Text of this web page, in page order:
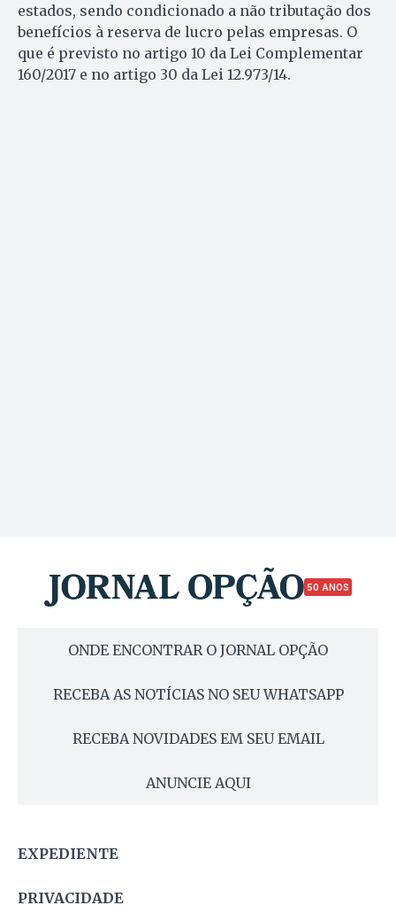
estados, sendo condicionado a não tributação dos
benefícios à reserva de lucro pelas empresas. O
que é previsto no artigo 10 da Lei Complementar
160/2017 e no artigo 30 da Lei 12.973/14.
50 ANOS
ONDE ENCONTRAR O JORNAL OPÇÃO
RECEBA AS NOTÍCIAS NO SEU WHATSAPP
RECEBA NOVIDADES EM SEU EMAIL
ANUNCIE AQUI
EXPEDIENTE
PRIVACIDADE